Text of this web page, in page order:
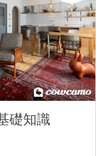
礎知識